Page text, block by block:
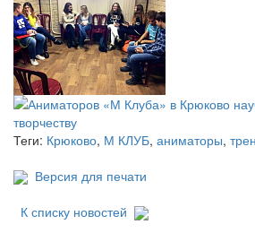
Теги: Крюково, М КЛУБ, аниматоры,
Версия для печати
К списку новостей